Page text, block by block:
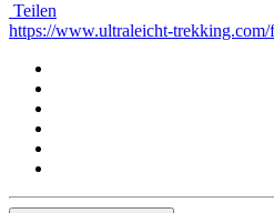
Teilen
https://www.ultraleicht-